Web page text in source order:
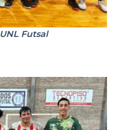
UNL Futsal